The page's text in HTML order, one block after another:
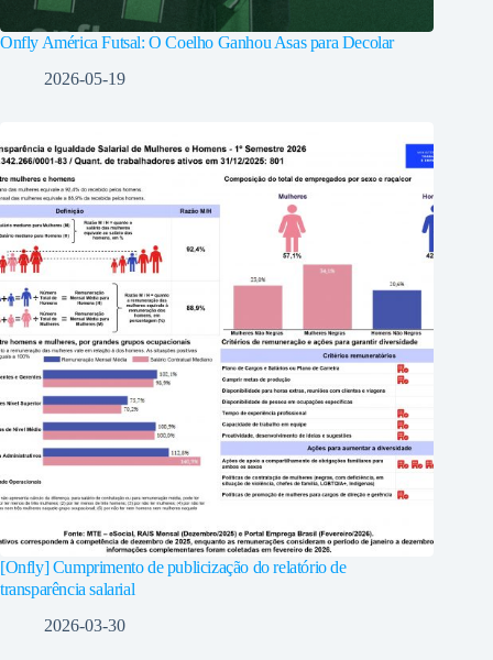
Onfly América Futsal: O Coelho Ganhou Asas para Decolar
2026-05-19
[Onfly] Cumprimento de publicização do relatório de
transparência salarial
2026-03-30